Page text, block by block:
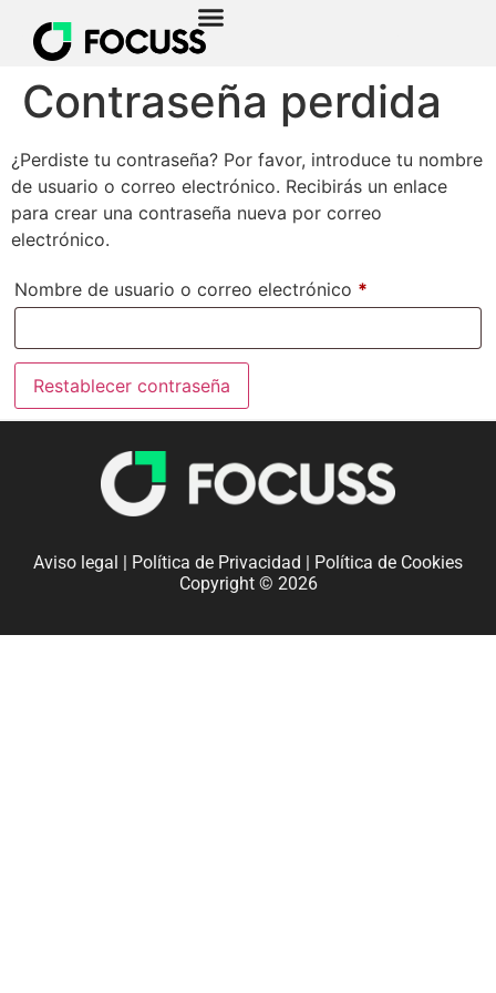
Contraseña perdida
¿Perdiste tu contraseña? Por favor, introduce tu nombre
de usuario o correo electrónico. Recibirás un enlace
para crear una contraseña nueva por correo
electrónico.
Nombre de usuario o correo electrónico *
Restablecer contraseña
Aviso legal Política de Privacidad
Política de Cookies
Copyright © 2026